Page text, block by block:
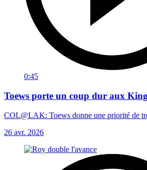
0:45
Toews porte un coup dur aux
COL@LAK: Toews donne une priorité de
26 avr. 2026